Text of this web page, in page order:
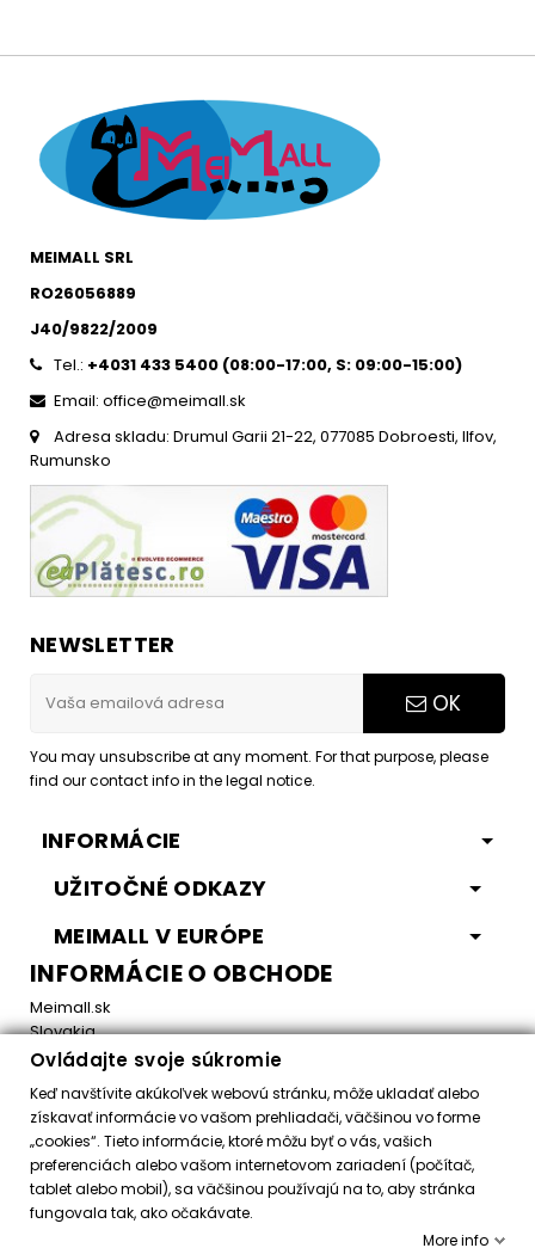
MEIMALL SRL
RO26056889
J40/9822/2009
Tel.: +4031 433 5400 (08:00-17:00, S: 09:00-15:00)
Email: office@meimall.sk
Adresa skladu: Drumul Garii 21-22, 077085 Dobroesti, Ilfov,
Rumunsko
NEWSLETTER
OK
You may unsubscribe at any moment. For that purpose, please
find our contact info in the legal notice.
INFORMÁCIE
UŽITOČNÉ ODKAZY
MEIMALL V EURÓPE
INFORMÁCIE O OBCHODE
Meimall.sk
Slovakia
Email:office@meimall.sk
Control your Privacy
Všetky práva vyhradené ©
Ovládajte svoje súkromie
Keď navštívite akúkoľvek webovú stránku, môže ukladať alebo
získavať informácie vo vašom prehliadači, väčšinou vo forme
„cookies“. Tieto informácie, ktoré môžu byť o vás, vašich
preferenciách alebo vašom internetovom zariadení (počítač,
tablet alebo mobil), sa väčšinou používajú na to, aby stránka
fungovala tak, ako očakávate.
More info